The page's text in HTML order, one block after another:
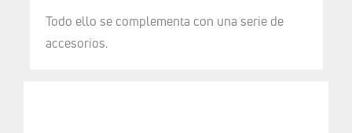
Todo ello se complementa con una serie de
accesorios.